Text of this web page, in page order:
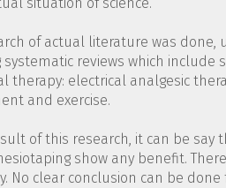
situation of science.
of actual literature was done,
systematic reviews which
therapy: electrical analgesic
and exercise.
of this research, it can be
show any benefit.
No clear conclusion can be